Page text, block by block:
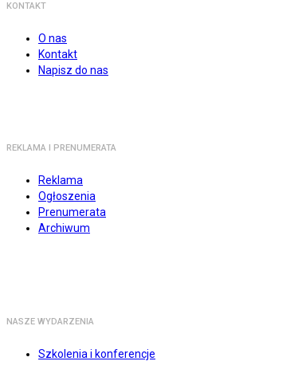
KONTAKT
O nas
Kontakt
Napisz do nas
REKLAMA I PRENUMERATA
Reklama
Ogłoszenia
Prenumerata
Archiwum
NASZE WYDARZENIA
Szkolenia i konferencje